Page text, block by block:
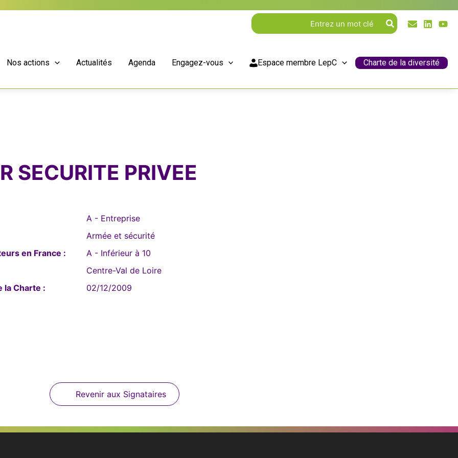
Rechercher:
Nos actions Actualités Agenda Engagez-vous Espace membre LepC Charte de la diversité
SECURITE PRIVEE
A - Entreprise
Armée et sécurité
en France :
A - Inférieur à 10
Centre-Val de Loire
la Charte :
02/12/2009
Revenir aux Signataires